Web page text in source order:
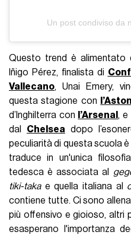
Un post condiviso da
Questo trend è
Iñigo Pérez, finalista di
Vallecano, Unai Emery,
questa stagione con
d’Inghilterra con
l’Arsenal , e
dal Chelsea dopo
peculiarità di questa scuola è
traduce in un'unica
tedesca è associata al
tiki-takae quella italiana al
contiene tutte. Ci sono
più offensivo e gioioso, altri
esasperano l'importanza